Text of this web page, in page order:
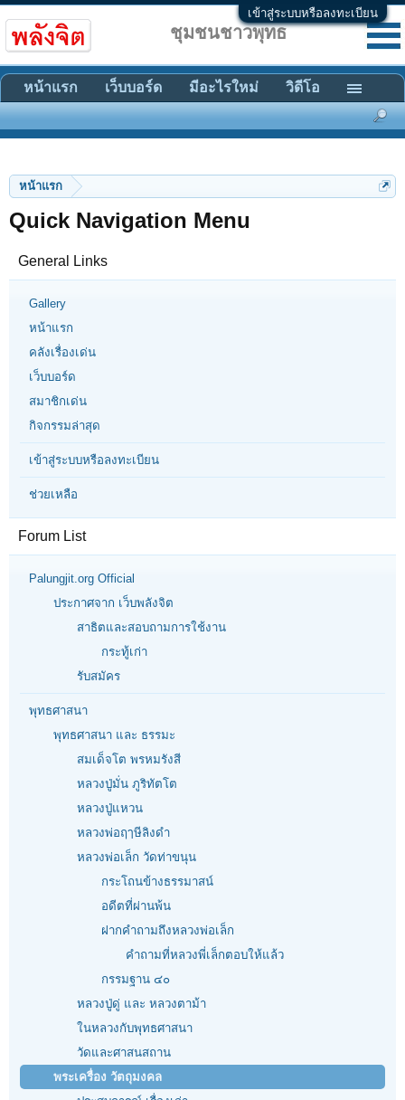
เข้าสู่ระบบหรือลงทะเบียน
หน้าแรก
Quick Navigation Menu
General Links
Gallery
หน้าแรก
คลังเรื่องเด่น
เว็บบอร์ด
สมาชิกเด่น
กิจกรรมล่าสุด
เข้าสู่ระบบหรือลงทะเบียน
ช่วยเหลือ
Forum List
Palungjit.org Official
ประกาศจาก เว็บพลังจิต
สาธิตและสอบถามการใช้งาน
กระทู้เก่า
รับสมัคร
พุทธศาสนา
พุทธศาสนา และ ธรรมะ
สมเด็จโต พรหมรังสี
หลวงปู่มั่น ภูริทัตโต
หลวงปู่แหวน
หลวงพ่อฤๅษีลิงดำ
หลวงพ่อเล็ก วัดท่าขนุน
กระโถนข้างธรรมาสน์
อดีตที่ผ่านพ้น
ฝากคำถามถึงหลวงพ่อเล็ก
คำถามที่หลวงพี่เล็กตอบให้แล้ว
กรรมฐาน ๔๐
หลวงปู่ดู่ และ หลวงตาม้า
ในหลวงกับพุทธศาสนา
วัดและศาสนสถาน
พระเครื่อง วัตถุมงคล
ชุมชนชาวพุทธ
หน้าแรก เว็บบอร์ด มีอะไรใหม่ วิดีโอ